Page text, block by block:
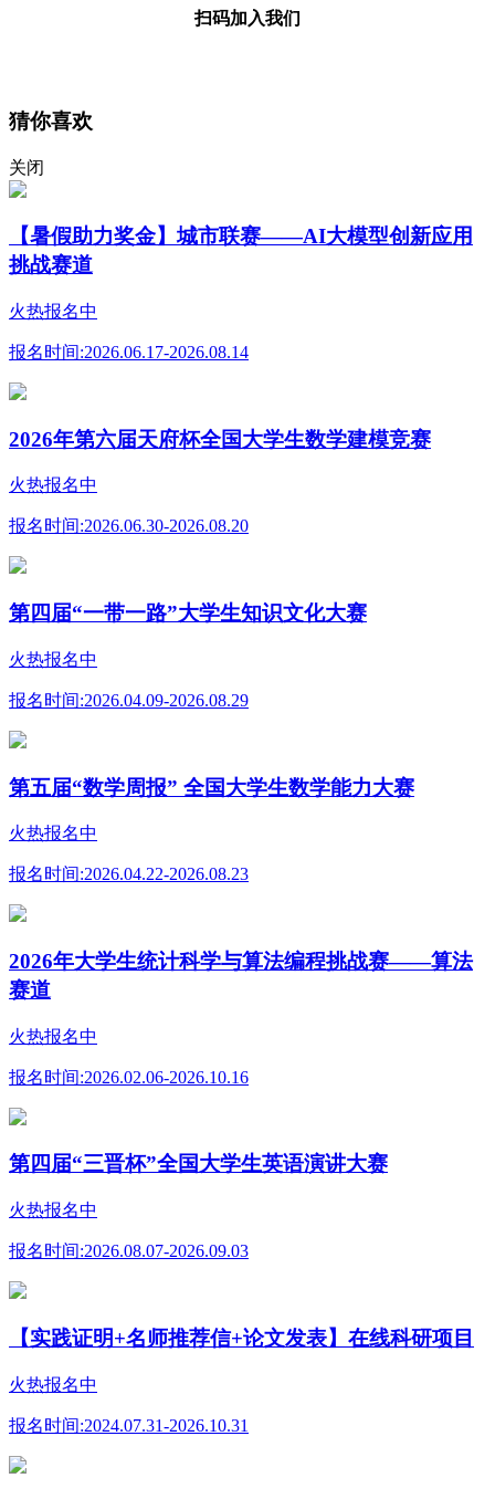
扫码加入我们
猜你喜欢
关闭
【暑假助力奖金】城市联赛——AI大模型创新应用
挑战赛道
火热报名中
报名时间:2026.06.17-2026.08.14
2026年第六届天府杯全国大学生数学建模竞赛
火热报名中
报名时间:2026.06.30-2026.08.20
第四届“一带一路”大学生知识文化大赛
火热报名中
报名时间:2026.04.09-2026.08.29
第五届“数学周报” 全国大学生数学能力大赛
火热报名中
报名时间:2026.04.22-2026.08.23
2026年大学生统计科学与算法编程挑战赛——算法
赛道
火热报名中
报名时间:2026.02.06-2026.10.16
第四届“三晋杯”全国大学生英语演讲大赛
火热报名中
报名时间:2026.08.07-2026.09.03
【实践证明+名师推荐信+论文发表】在线科研项目
火热报名中
报名时间:2024.07.31-2026.10.31